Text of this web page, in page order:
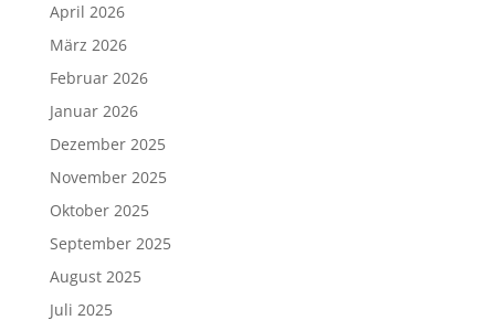
April 2026
März 2026
Februar 2026
Januar 2026
Dezember 2025
November 2025
Oktober 2025
September 2025
August 2025
Juli 2025